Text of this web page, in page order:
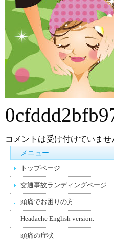
コメントは受け付けていませ
メニュー
トップページ
交通事故ランディングページ
頭痛でお困りの方
Headache English version.
頭痛の症状